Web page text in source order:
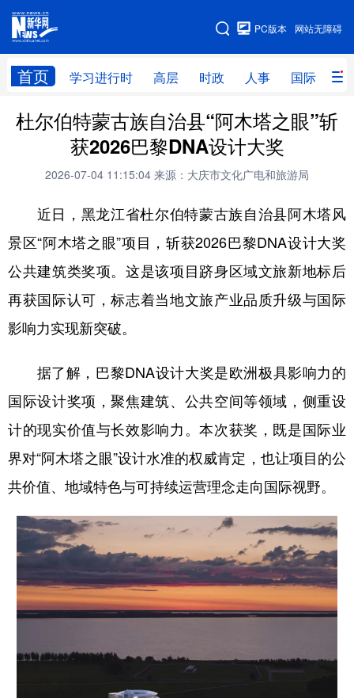
网站无障碍
PC版本
首页 学习进行时 高层 时政 人事 国际 财
网站地图
学习进行时 高层 时政 人事
财经 网评
全球连线 教育
科技 科普 体育 文化
健康 军事 访谈 视频
食品
会展 娱乐 时尚
亚太网 上市公司 投教基地
地方频道
北京 天津 山西
辽宁 吉林 上海 江苏
浙江 安徽 福建 江西
杜尔伯特蒙古族自治县“阿木塔之眼”斩
获2026巴黎DNA设计大奖
2026-07-04 11:15:04 来源：大庆市文化广电和旅游局
近日，黑龙江省杜尔伯特蒙古族自治县阿木塔风
景区“阿木塔之眼”项目，斩获2026巴黎DNA设计大奖
公共建筑类奖项。这是该项目跻身区域文旅新地标后
再获国际认可，标志着当地文旅产业品质升级与国际
影响力实现新突破。
据了解，巴黎DNA设计大奖是欧洲极具影响力的
国际设计奖项，聚焦建筑、公共空间等领域，侧重设
计的现实价值与长效影响力。本次获奖，既是国际业
界对“阿木塔之眼”设计水准的权威肯定，也让项目的公
共价值、地域特色与可持续运营理念走向国际视野。